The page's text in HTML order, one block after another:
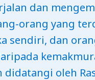
dan
orang yang
sendiri, dan
oleh